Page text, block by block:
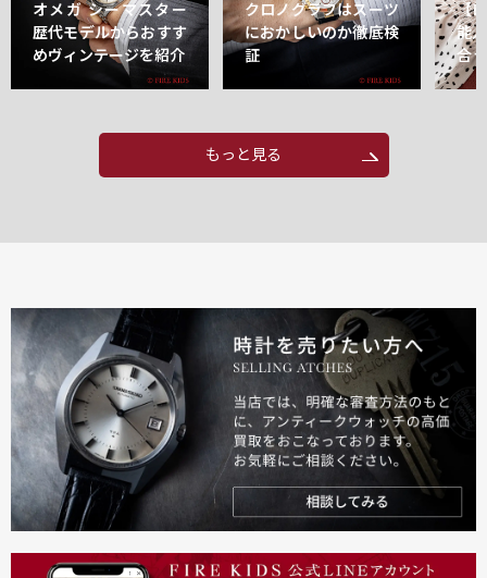
オメガ シーマスター
歴代モデルからおすす
めヴィンテージを紹介
クロノグラフはスーツ
におかしいのか徹底検
証
【
能
合
もっと見る